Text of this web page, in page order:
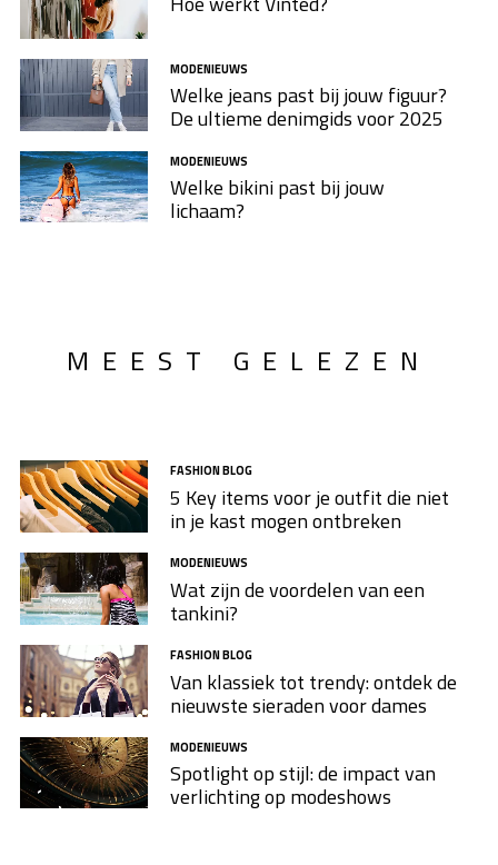
MODENIEUWS
Welke jeans past bij jouw figuur?
De ultieme denimgids voor 2025
MODENIEUWS
Welke bikini past bij jouw
lichaam?
MEEST GELEZEN
FASHION BLOG
5 Key items voor je outfit die niet
in je kast mogen ontbreken
MODENIEUWS
Wat zijn de voordelen van een
tankini?
FASHION BLOG
Van klassiek tot trendy: ontdek de
nieuwste sieraden voor dames
MODENIEUWS
Spotlight op stijl: de impact van
verlichting op modeshows